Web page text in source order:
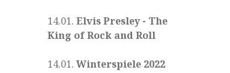
14.01.Elvis Presley - The
King of Rock and Roll
14.01.Winterspiele 2022